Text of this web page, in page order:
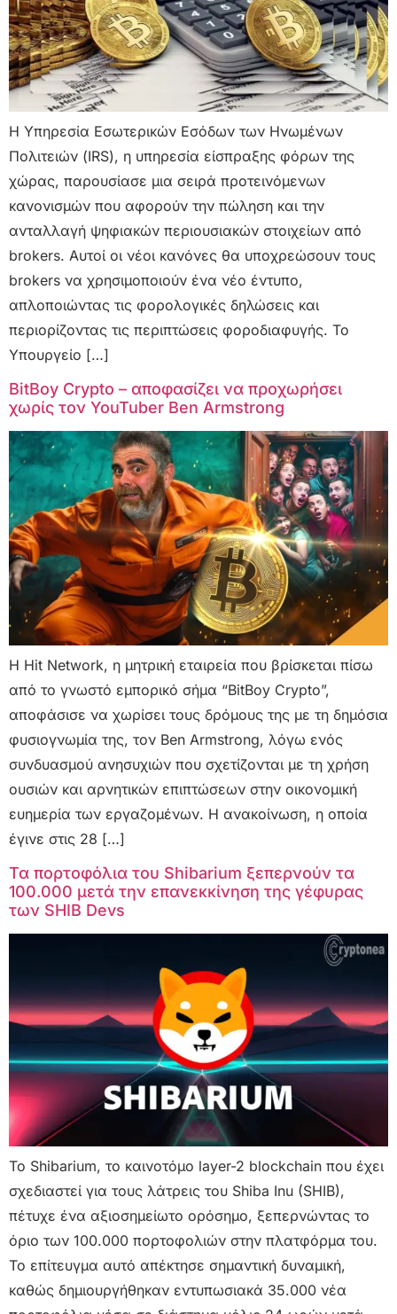
Η Υπηρεσία Εσωτερικών Εσόδων των Ηνωμένων
Πολιτειών (IRS), η υπηρεσία είσπραξης φόρων της
χώρας, παρουσίασε μια σειρά προτεινόμενων
κανονισμών που αφορούν την πώληση και την
ανταλλαγή ψηφιακών περιουσιακών στοιχείων από
brokers. Αυτοί οι νέοι κανόνες θα υποχρεώσουν τους
brokers να χρησιμοποιούν ένα νέο έντυπο,
απλοποιώντας τις φορολογικές δηλώσεις και
περιορίζοντας τις περιπτώσεις φοροδιαφυγής. Το
Υπουργείο […]
BitBoy Crypto – αποφασίζει να προχωρήσει
χωρίς τον YouTuber Ben Armstrong
Η Hit Network, η μητρική εταιρεία που βρίσκεται πίσω
από το γνωστό εμπορικό σήμα “BitBoy Crypto”,
αποφάσισε να χωρίσει τους δρόμους της με τη δημόσια
φυσιογνωμία της, τον Ben Armstrong, λόγω ενός
συνδυασμού ανησυχιών που σχετίζονται με τη χρήση
ουσιών και αρνητικών επιπτώσεων στην οικονομική
ευημερία των εργαζομένων. Η ανακοίνωση, η οποία
έγινε στις 28 […]
Τα πορτοφόλια του Shibarium ξεπερνούν τα
100.000 μετά την επανεκκίνηση της γέφυρας
των SHIB Devs
Το Shibarium, το καινοτόμο layer-2 blockchain που έχει
σχεδιαστεί για τους λάτρεις του Shiba Inu (SHIB),
πέτυχε ένα αξιοσημείωτο ορόσημο, ξεπερνώντας το
όριο των 100.000 πορτοφολιών στην πλατφόρμα του.
Το επίτευγμα αυτό απέκτησε σημαντική δυναμική,
καθώς δημιουργήθηκαν εντυπωσιακά 35.000 νέα